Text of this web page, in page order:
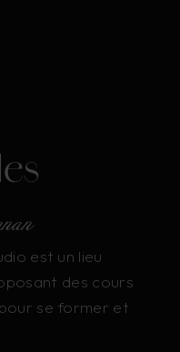
est un lieu
des cours
se former et